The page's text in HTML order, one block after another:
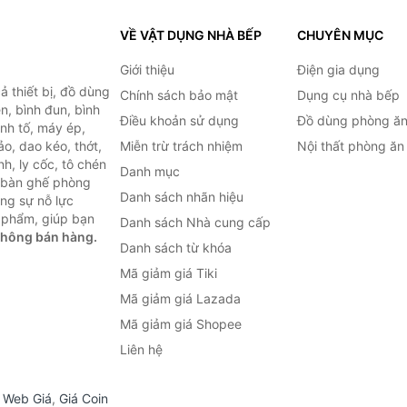
thiết bị, đồ dùng
bình đun, bình
tố, máy ép,
dao kéo, thớt,
ly cốc, tô chén
ghế phòng
sự nỗ lực
giúp bạn
bán hàng.
VỀ VẬT DỤNG NHÀ BẾP
Giới thiệu
Chính sách bảo mật
Điều khoản sử dụng
Miễn trừ trách nhiệm
Danh mục
Danh sách nhãn hiệu
Danh sách Nhà cung cấp
Danh sách từ khóa
Mã giảm giá Tiki
Mã giảm giá Lazada
Mã giảm giá Shopee
Liên hệ
CHUYÊN MỤC
Điện gia dụng
Dụng cụ nhà bếp
Đồ dùng phòng ăn
Nội thất phòng ăn
Web Giá, Giá Coin